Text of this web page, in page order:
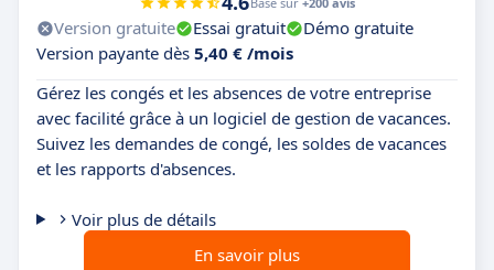
Version gratuite Essai gratuit
Démo gratuite
Version payante dès 5,40 € /mois
Gérez les congés et les absences de votre entreprise
avec facilité grâce à un logiciel de gestion de vacances.
Suivez les demandes de congé, les soldes de vacances
et les rapports d'absences.
Voir plus de détails
En savoir plus